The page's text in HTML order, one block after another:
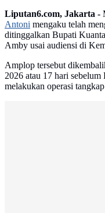
Liputan6.com, Jakarta -
Antoni mengaku telah
ditinggalkan Bupati
Amby usai audiensi di
Amplop tersebut
2026 atau 17 hari
melakukan operasi